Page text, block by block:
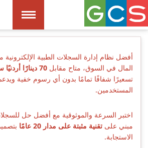
أفضل نظام إدارة السجلات الطبية
المال في السوق، متاح مقابل 70 دينارًا أردنيًا سنويًا
تسعيرًا شفافًا تمامًا بدون أي رسوم خفية
المستخدمين.
اختبر السرعة والموثوقية مع أفضل حل للسجلات
مبني على تقنية مثبتة على مدار 20 عامًا
الاستجابة.